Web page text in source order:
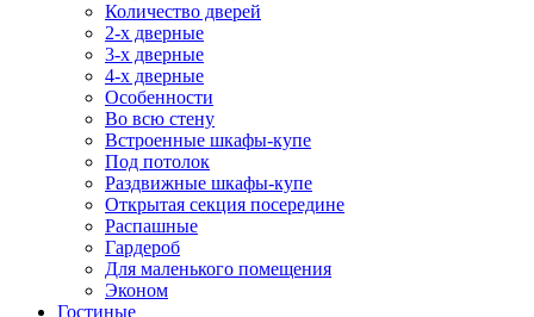
Количество дверей
2-х дверные
3-х дверные
4-х дверные
Особенности
Во всю стену
Встроенные шкафы-купе
Под потолок
Раздвижные шкафы-купе
Открытая секция посередине
Распашные
Гардероб
Для маленького помещения
Эконом
Гостиные